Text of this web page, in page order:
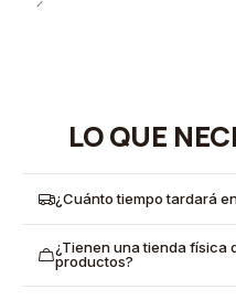
LO QUE
¿Cuánto tiempo tardará
¿Tienen una tienda física
productos?